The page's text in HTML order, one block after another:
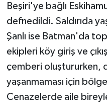
Beşiri'ye bağlı
defnedildi. Saldırıda
Şanlı ise Batman'da
ekipleri köy giriş ve
çemberi oluştururken,
yaşanmaması için
Cenazelerde aile